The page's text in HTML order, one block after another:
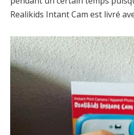
Realikids Intant Cam est livré